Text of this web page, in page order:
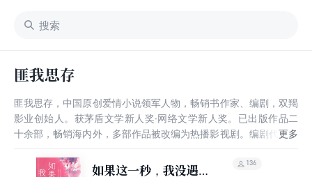
匪我思存
匪我思存，中国原创爱情小说领军人物，畅销书作家、编剧，双羯
影业创始人。获茅盾文学新人奖·网络文学新人奖。已出版作品二
十余部，畅销海内外，多部作品被改编为热播影视剧。编剧代表作
春欲晚》《千山暮雪》等。
如果这一秒，我没遇见
136